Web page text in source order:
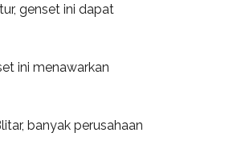
genset ini dapat
ini menawarkan
banyak perusahaan